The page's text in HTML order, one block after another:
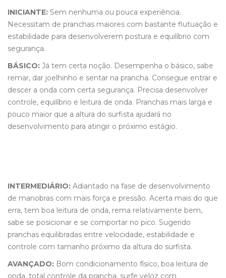
INICIANTE: Sem nenhuma ou pouca experiência.
Necessitam de pranchas maiores com bastante flutuação e
estabilidade para desenvolverem postura e equilíbrio com
segurança.
BÁSICO: Já tem certa noção. Desempenha o básico, sabe
remar, dar joelhinho e sentar na prancha. Consegue entrar e
descer a onda com certa segurança. Precisa desenvolver
controle, equilíbrio e leitura de onda. Pranchas mais larga e
pouco maior que a altura do surfista ajudará no
desenvolvimento para atingir o próximo estágio.
INTERMEDIÁRIO: Adiantado na fase de desenvolvimento
de manobras com mais força e pressão. Acerta mais do que
erra, tem boa leitura de onda, rema relativamente bem,
sabe se posicionar e se comportar no pico. Sugerido
pranchas equilibradas entre velocidade, estabilidade e
controle com tamanho próximo da altura do surfista.
AVANÇADO: Bom condicionamento físico, boa leitura de
onda, total controle da prancha, surfe veloz com